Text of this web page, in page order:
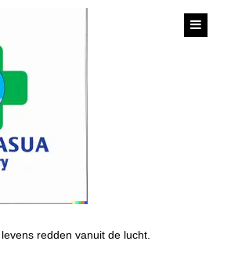
redden vanuit de lucht.